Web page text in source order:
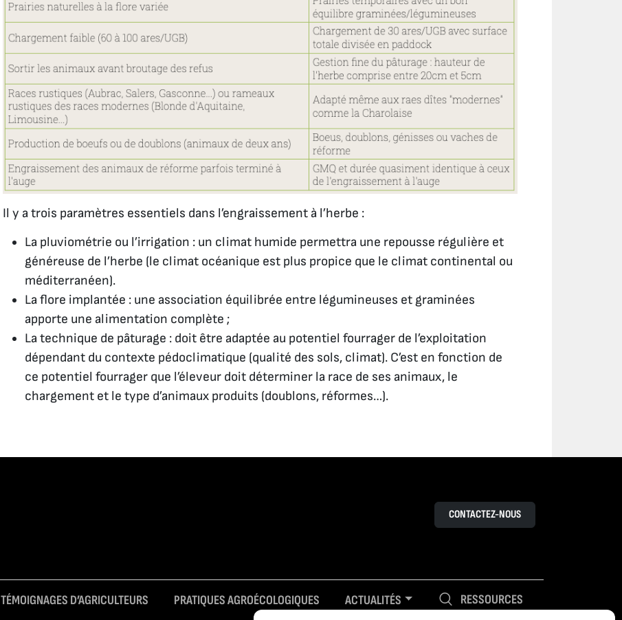
Il y a trois paramètres essentiels dans l’engraissement à l’herbe :
La pluviométrie ou l’irrigation : un climat humide permettra une repousse régulière et
généreuse de l’herbe (le climat océanique est plus propice que le climat continental ou
méditerranéen).
La flore implantée : une association équilibrée entre légumineuses et graminées
apporte une alimentation complète ;
La technique de pâturage : doit être adaptée au potentiel fourrager de l’exploitation
dépendant du contexte pédoclimatique (qualité des sols, climat). C’est en fonction de
ce potentiel fourrager que l’éleveur doit déterminer la race de ses animaux, le
chargement et le type d’animaux produits (doublons, réformes…).
CONTACTEZ-NOUS
TÉMOIGNAGES D’AGRICULTEURS PRATIQUES AGROÉCOLOGIQUES ACTUALITÉS RESSOURCES